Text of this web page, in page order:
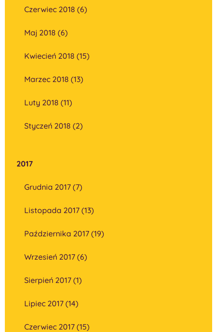
Czerwiec 2018 (6)
Maj 2018 (6)
Kwiecień 2018 (15)
Marzec 2018 (13)
Luty 2018 (11)
Styczeń 2018 (2)
2017
Grudnia 2017 (7)
Listopada 2017 (13)
Października 2017 (19)
Wrzesień 2017 (6)
Sierpień 2017 (1)
Lipiec 2017 (14)
Czerwiec 2017 (15)